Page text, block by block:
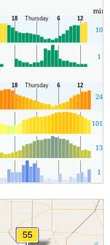
min
10
1
24
1012
13
1